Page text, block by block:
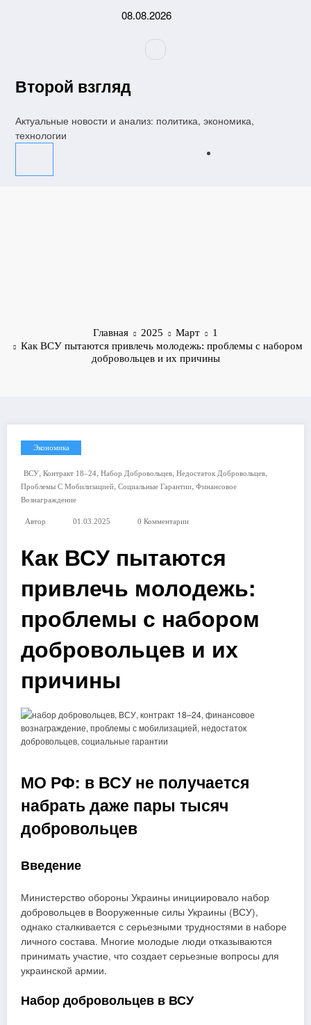
08.08.2026
Второй взгляд
Актуальные новости и анализ: политика, экономика,
технологии
Главная 2025 Март
1
Как ВСУ пытаются привлечь молодежь: проблемы с набором
добровольцев и их причины
Экономика
ВСУ, Контракт 18–24, Набор Добровольцев, Недостаток Добровольцев,
Проблемы С Мобилизацией, Социальные Гарантии, Финансовое
Вознаграждение
Автор 01.03.2025 0 Комментарии
Как ВСУ пытаются
привлечь молодежь:
проблемы с набором
добровольцев и их
причины
МО РФ: в ВСУ не получается
набрать даже пары тысяч
добровольцев
Введение
Министерство обороны Украины инициировало набор
добровольцев в Вооруженные силы Украины (ВСУ),
однако сталкивается с серьезными трудностями в наборе
личного состава. Многие молодые люди отказываются
принимать участие, что создает серьезные вопросы для
украинской армии.
Набор добровольцев в ВСУ